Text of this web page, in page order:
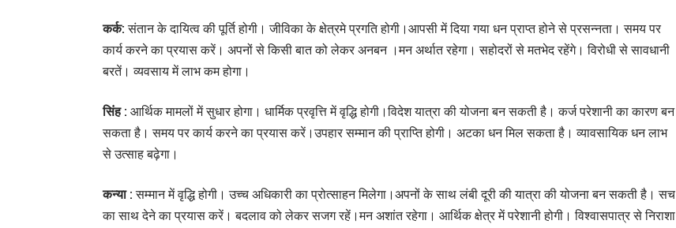
कर्क:संतान के दायित्व की पूर्ति होगी। जीविका के क्षेत्रमे प्रगति होगी।आपसी में दिया गया धन प्राप्त होने से प्रसन्नता। समय पर
कार्य करने का प्रयास करें। अपनों से किसी बात को लेकर अनबन ।मन अर्थात रहेगा। सहोदरों से मतभेद रहेंगे। विरोधी से सावधानी
बरतें। व्यवसाय में लाभ कम होगा।
सिंह : आर्थिक मामलों में सुधार होगा। धार्मिक प्रवृत्ति में वृद्धि होगी।विदेश यात्रा की योजना बन सकती है। कर्ज परेशानी का कारण बन
सकता है। समय पर कार्य करने का प्रयास करें।उपहार सम्मान की प्राप्ति होगी। अटका धन मिल सकता है। व्यावसायिक धन लाभ
से उत्साह बढ़ेगा।
कन्या : सम्मान में वृद्धि होगी। उच्च अधिकारी का प्रोत्साहन मिलेगा।अपनों के साथ लंबी दूरी की यात्रा की योजना बन सकती है। सच
का साथ देने का प्रयास करें। बदलाव को लेकर सजग रहें।मन अशांत रहेगा। आर्थिक क्षेत्र में परेशानी होगी। विश्वासपात्र से निराशा